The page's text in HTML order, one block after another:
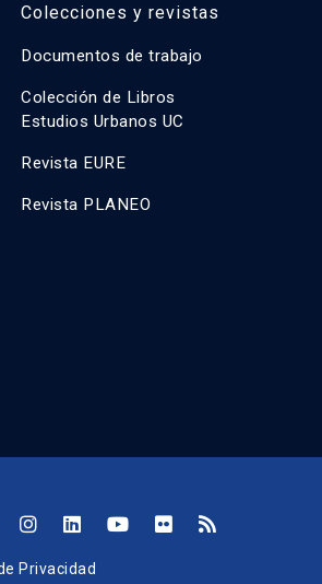
Colecciones y revistas
Documentos de trabajo
Colección de Libros
Estudios Urbanos UC
Revista EURE
Revista PLANEO
Privacidad